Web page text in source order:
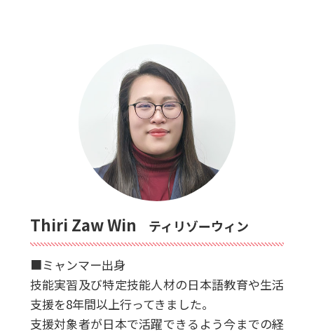
Thiri Zaw Win ティリゾーウィン
■ミャンマー出身
技能実習及び特定技能人材の日本語教育や生活
支援を8年間以上行ってきました。
支援対象者が日本で活躍できるよう今までの経